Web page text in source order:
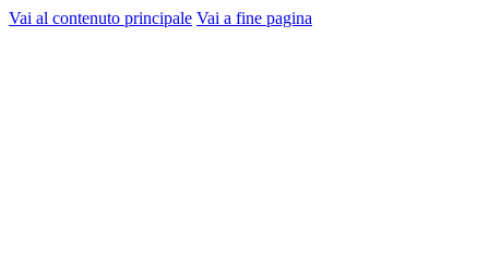
Vai al contenuto principale Vai a fine pagina